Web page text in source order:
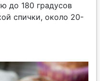
до 180 градусов
спички, около 20-